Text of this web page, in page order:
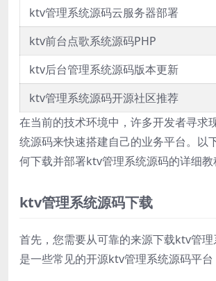
ktv管理系统源码云服务器部署
ktv前台点歌系统源码PHP
ktv后台管理系统源码版本更新
ktv管理系统源码开源社区推荐
在当前的技术环境中，许多开发者寻求
统源码来快速搭建自己的业务平台。以
何下载并部署ktv管理系统源码的详细教
ktv管理系统源码下载
首先，您需要从可靠的来源下载ktv管
是一些常见的开源ktv管理系统源码平台